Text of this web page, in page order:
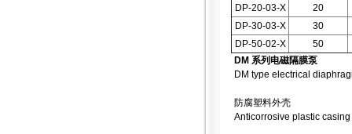
DP-20-03-X
20
DP-30-03-X
30
DP-50-02-X
50
DM 系列电磁隔膜泵
DM type electrical
防腐塑料外壳
Anticorrosive plastic casing